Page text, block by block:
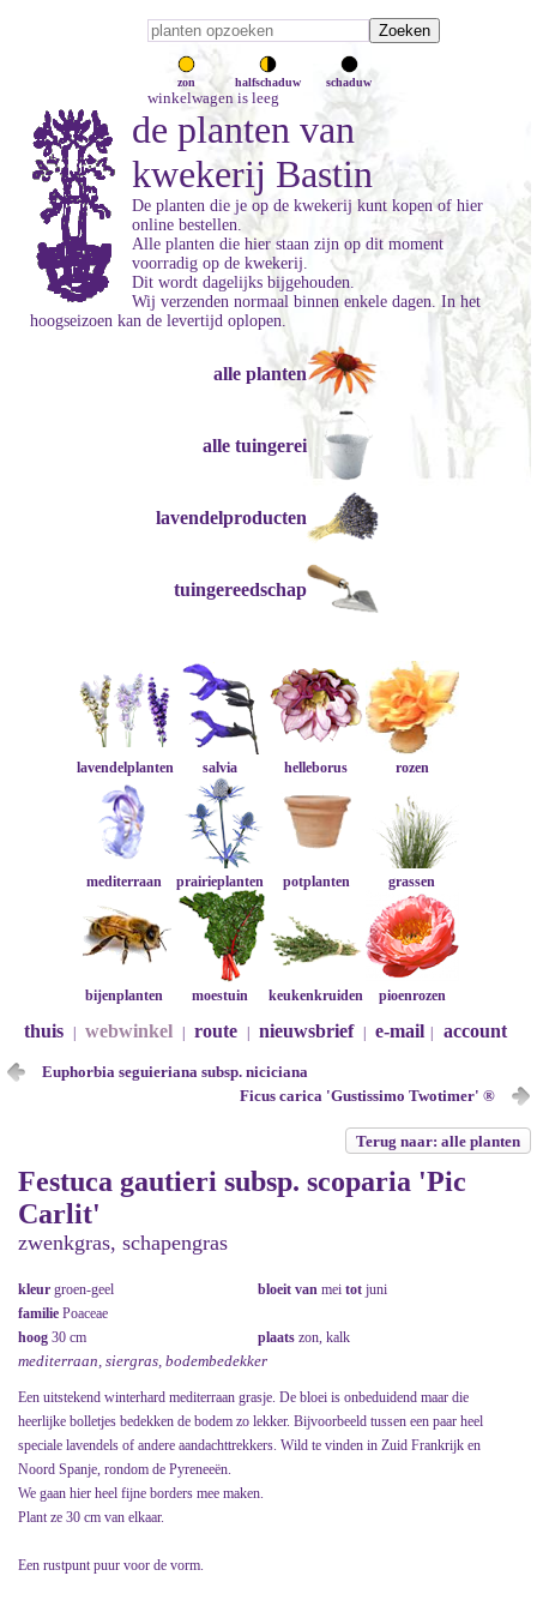
zon halfschaduw schaduw
winkelwagen is leeg
de planten van
kwekerij Bastin
De planten die je op de kwekerij kunt kopen of hier
online bestellen.
Alle planten die hier staan zijn op dit moment
voorradig op de kwekerij.
Dit wordt dagelijks bijgehouden.
Wij verzenden normaal binnen enkele dagen. In het
hoogseizoen kan de levertijd oplopen.
alle planten
alle tuingerei
lavendelproducten
tuingereedschap
lavendelplanten salvia helleborus rozen
mediterraan prairieplanten potplanten grassen
bijenplanten moestuin keukenkruiden pioenrozen
thuis webwinkel route nieuwsbrief e-mail account
Euphorbia seguieriana subsp. niciciana
Ficus carica 'Gustissimo Twotimer' ®
Terug naar: alle planten
Festuca gautieri subsp. scoparia 'Pic
Carlit'
zwenkgras, schapengras
kleur groen-geel bloeit van mei tot juni
familie Poaceae
hoog 30 cm plaats zon, kalk
mediterraan, siergras, bodembedekker
Een uitstekend winterhard mediterraan grasje. De bloei is onbeduidend maar die
heerlijke bolletjes bedekken de bodem zo lekker. Bijvoorbeeld tussen een paar heel
speciale lavendels of andere aandachttrekkers. Wild te vinden in Zuid Frankrijk en
Noord Spanje, rondom de Pyreneeën.
We gaan hier heel fijne borders mee maken.
Plant ze 30 cm van elkaar.
Een rustpunt puur voor de vorm.